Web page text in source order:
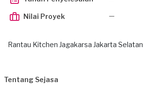
Nilai Proyek —
Rantau Kitchen Jagakarsa Jakarta Selatan
Tentang Sejasa